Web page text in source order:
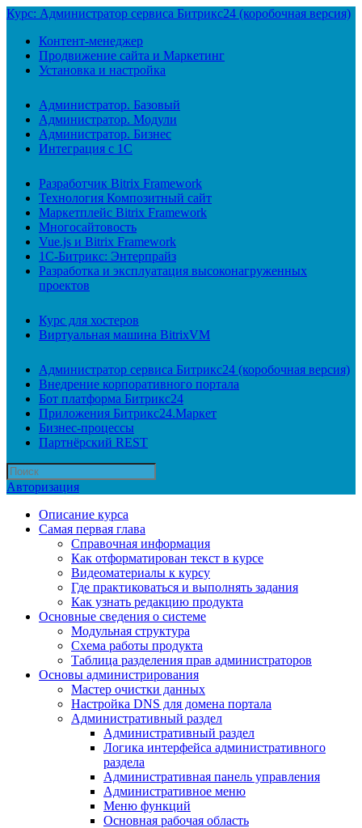
Курс: Администратор сервиса Битрикс24 (коробочная версия)
Контент-менеджер
Продвижение сайта и Маркетинг
Установка и настройка
Администратор. Базовый
Администратор. Модули
Администратор. Бизнес
Интеграция с 1С
Разработчик Bitrix Framework
Технология Композитный сайт
Маркетплейс Bitrix Framework
Многосайтовость
Vue.js и Bitrix Framework
1С-Битрикс: Энтерпрайз
Разработка и эксплуатация высоконагруженных
проектов
Курс для хостеров
Виртуальная машина BitrixVM
Администратор сервиса Битрикс24 (коробочная версия)
Внедрение корпоративного портала
Бот платформа Битрикс24
Приложения Битрикс24.Маркет
Бизнес-процессы
Партнёрский REST
Авторизация
Описание курса
Самая первая глава
Справочная информация
Как отформатирован текст в курсе
Видеоматериалы к курсу
Где практиковаться и выполнять задания
Как узнать редакцию продукта
Основные сведения о системе
Модульная структура
Схема работы продукта
Таблица разделения прав администраторов
Основы администрирования
Мастер очистки данных
Настройка DNS для домена портала
Административный раздел
Административный раздел
Логика интерфейса административного
раздела
Административная панель управления
Административное меню
Меню функций
Основная рабочая область